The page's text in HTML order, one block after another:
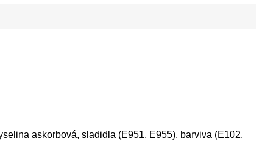
askorbová, sladidla (E951, E955), barviva (E102,